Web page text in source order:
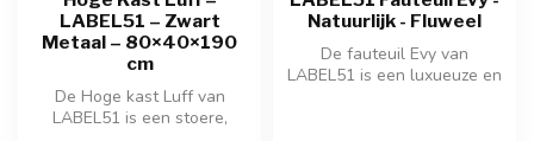
LABEL51 – Zwart
Metaal – 80×40×190
cm
De Hoge kast Luff van
LABEL51 is een stoere,
Natuurlijk - Fluweel
De fauteuil Evy van
LABEL51 is een luxueuze en